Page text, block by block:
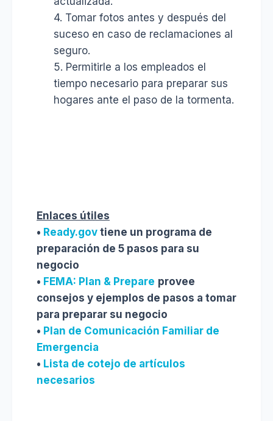
4. Tomar fotos antes y después del
suceso en caso de reclamaciones al
seguro.
5. Permitirle a los empleados el
tiempo necesario para preparar sus
hogares ante el paso de la tormenta.
Enlaces útiles
• Ready.gov tiene un programa de
preparación de 5 pasos para su
negocio
• FEMA: Plan & Prepare provee
consejos y ejemplos de pasos a tomar
para preparar su negocio
• Plan de Comunicación Familiar de
Emergencia
• Lista de cotejo de artículos
necesarios